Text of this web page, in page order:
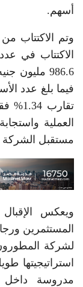
أسهم.
وتم الاكتتاب
العملية
مستقبل الشركة
ويعكس
المستثمرين
لشركة
استراتيجيتها
مدروسة داخل